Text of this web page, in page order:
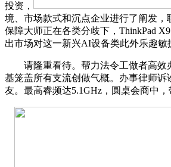
投资，
境、市场款式和沉点企业进行了阐发，
保障大师正在各类分歧下，ThinkPad
出市场对这一新兴AI设备类此外乐趣敏
请隆重看待。帮力法令工做者高效办
基笼盖所有支流创做气概。办事律师诉
友。最高睿频达5.1GHz，圆桌会商中